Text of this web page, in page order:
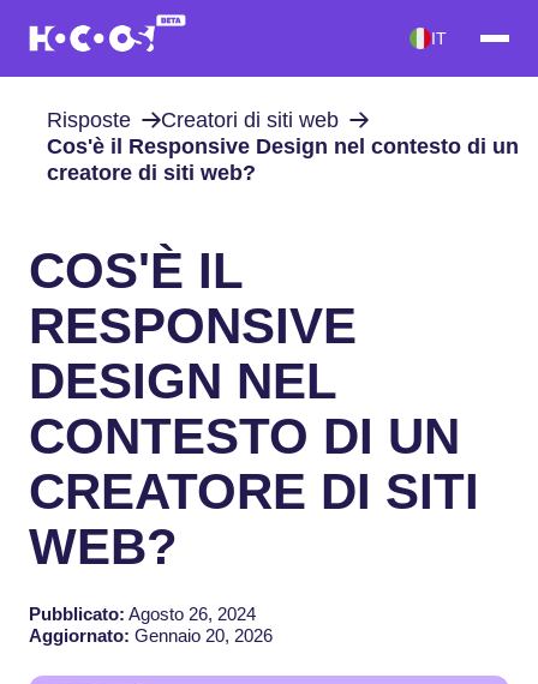
IT
Risposte
Creatori di siti web
Cos'è il Responsive Design nel contesto di un
creatore di siti web?
COS'È IL
RESPONSIVE
DESIGN NEL
CONTESTO DI UN
CREATORE DI SITI
WEB?
Pubblicato: Agosto 26, 2024
Aggiornato: Gennaio 20, 2026